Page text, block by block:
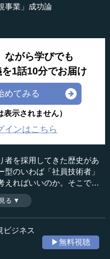
事業」成功論
ながら学びでも
1話10分でお届け
めてみる
表示されません）
インはこちら
者を採用してきた歴史があ
のいわば「社員技術者」
えればいいのか。そこでポ
型社員との相違だ。つま
の二本立ての評価制度が必
ミュージックの人事評価に
ポイントを解説する。
ンミニッツ・アカデミー
る ▼
ビジネス
▶無料視聴